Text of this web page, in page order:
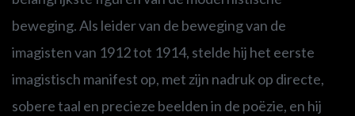
beweging. Als leider van de beweging van de
imagisten van 1912 tot 1914, stelde hij het eerste
imagistisch manifest op, met zijn nadruk op directe,
sobere taal en precieze beelden in de poëzie, en hij